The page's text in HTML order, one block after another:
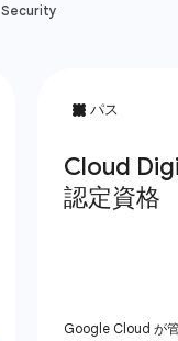
Security
Google Cloud が